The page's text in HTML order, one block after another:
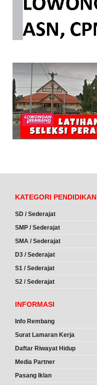
KATEGORI PENDIDIKAN
SD / Sederajat
SMP / Sederajat
SMA / Sederajat
D3 / Sederajat
S1 / Sederajat
S2 / Sederajat
INFORMASI
Info Rembang
Surat Lamaran Kerja
Daftar Riwayat Hidup
Media Partner
Pasang Iklan